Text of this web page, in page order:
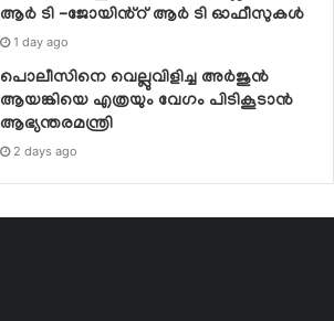
ആർ ടി -ജോയിൻ്റ് ആർ ടി ഓഫീസുകൾ
1 day ago
പൊലീസിനെ വെല്ലുവിളിച്ച അര്‍ജുന്‍
ആയങ്കിയെ എത്രയും വേഗം പിടികൂടാന്‍
ആഭ്യന്തരമന്ത്രി
2 days ago